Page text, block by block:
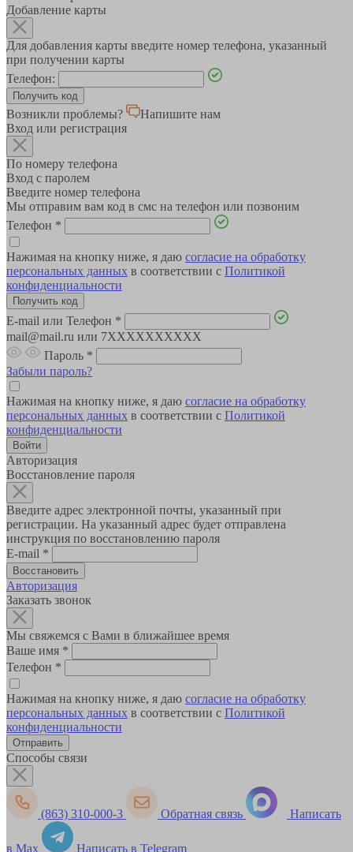
Добавление карты
Для добавления карты введите номер телефона, указанный
при получении карты
Телефон:
Возникли проблемы?
Напишите нам
Вход или регистрация
По номеру телефона
Вход с паролем
Введите номер телефона
Мы отправим вам код в смс на телефон или позвоним
Телефон *
Нажимая на кнопку ниже, я даю согласие на обработку
персональных данных в соответствии с Политикой
конфиденциальности
E-mail или Телефон *
mail@mail.ru или 7XXXXXXXXXX
Пароль *
Забыли пароль?
Нажимая на кнопку ниже, я даю согласие на обработку
персональных данных в соответствии с Политикой
конфиденциальности
Авторизация
Восстановление пароля
Введите адрес электронной почты, указанный при
регистрации. На указанный адрес будет отправлена
инструкция по восстановлению пароля
E-mail *
Авторизация
Заказать звонок
Мы свяжемся с Вами в ближайшее время
Ваше имя *
Телефон *
Нажимая на кнопку ниже, я даю согласие на обработку
персональных данных в соответствии с Политикой
конфиденциальности
Способы связи
(863) 310-000-3 Обратная связь Написать
в Max
Написать в Telegram